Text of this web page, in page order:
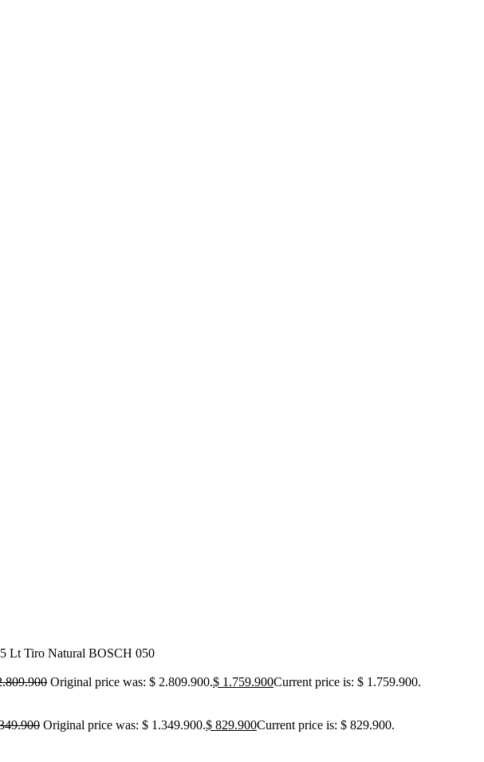
Lt Tiro Natural BOSCH 050
Original price was: $ 2.809.900.$ 1.759.900Current price is: $ 1.759.900.
Original price was: $ 1.349.900.$ 829.900Current price is: $ 829.900.